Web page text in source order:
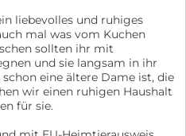
liebevolles und ruhiges
mal was vom Kuchen
sollten ihr mit
und sie langsam in ihr
eine ältere Dame ist, die
wir einen ruhigen Haushalt
für sie.